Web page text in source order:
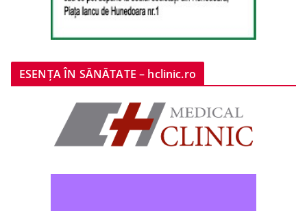
ESENȚA ÎN SĂNĂTATE – hclinic.ro